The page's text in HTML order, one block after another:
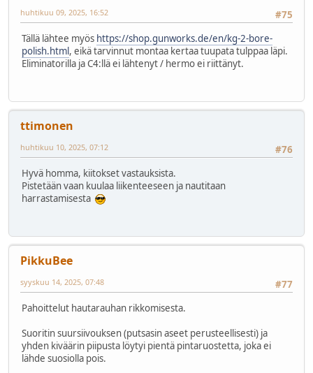
#75
huhtikuu 09, 2025, 16:52
Tällä lähtee myös https://shop.gunworks.de/en/kg-2-bore-
polish.html, eikä tarvinnut montaa kertaa tuupata tulppaa läpi.
Eliminatorilla ja C4:llä ei lähtenyt / hermo ei riittänyt.
ttimonen
#76
huhtikuu 10, 2025, 07:12
Hyvä homma, kiitokset vastauksista.
Pistetään vaan kuulaa liikenteeseen ja nautitaan
harrastamisesta
PikkuBee
#77
syyskuu 14, 2025, 07:48
Pahoittelut hautarauhan rikkomisesta.
Suoritin suursiivouksen (putsasin aseet perusteellisesti) ja
yhden kiväärin piipusta löytyi pientä pintaruostetta, joka ei
lähde suosiolla pois.